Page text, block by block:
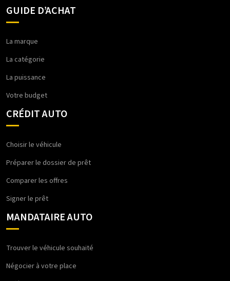
GUIDE D’ACHAT
La marque
La catégorie
La puissance
Votre budget
CRÉDIT AUTO
Choisir le véhicule
Préparer le dossier de prêt
Comparer les offres
Signer le prêt
MANDATAIRE AUTO
Trouver le véhicule souhaité
Négocier à votre place